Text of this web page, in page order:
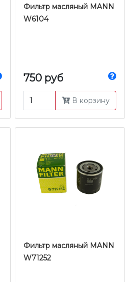
Фильтр масляный MANN
W6104
750 руб
В корзину
Фильтр масляный MANN
W71252